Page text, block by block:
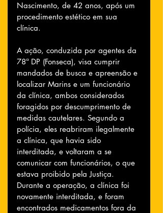
Nascimento, de 42 anos, após um
procedimento estético em sua
clínica.
A ação, conduzida por agentes da
78ª DP (Fonseca), visa cumprir
mandados de busca e apreensão e
localizar Marins e um funcionário
da clínica, ambos considerados
foragidos por descumprimento de
medidas cautelares. Segundo a
polícia, eles reabriram ilegalmente
a clínica, que havia sido
interditada, e voltaram a se
comunicar com funcionários, o que
estava proibido pela Justiça.
Durante a operação, a clínica foi
novamente interditada, e foram
encontrados medicamentos fora da